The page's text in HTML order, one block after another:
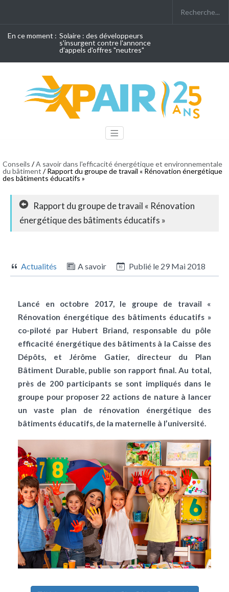
En ce moment : Solaire : des développeurs
s'insurgent contre l'annonce
d'appels d'offres "neutres"
Conseils /A savoir dans l'efficacité énergétique et environnementale
du bâtiment / Rapport du groupe de travail « Rénovation énergétique
des bâtiments éducatifs »
Rapport du groupe de travail « Rénovation
énergétique des bâtiments éducatifs »
Actualités A savoir Publié le 29 Mai 2018
Lancé en octobre 2017, le groupe de travail «
Rénovation énergétique des bâtiments éducatifs »
co-piloté par Hubert Briand, responsable du pôle
efficacité énergétique des bâtiments à la Caisse des
Dépôts, et Jérôme Gatier, directeur du Plan
Bâtiment Durable, publie son rapport final. Au total,
près de 200 participants se sont impliqués dans le
groupe pour proposer 22 actions de nature à lancer
un vaste plan de rénovation énergétique des
bâtiments éducatifs, de la maternelle à l’université.